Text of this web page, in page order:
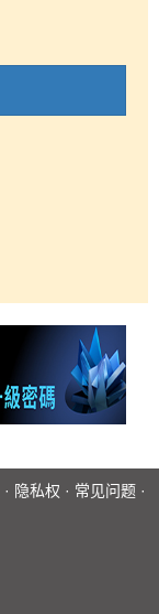
· 隐私权 · 常见问题 ·